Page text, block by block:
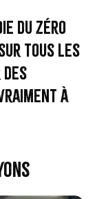
du zéro
tous les
à